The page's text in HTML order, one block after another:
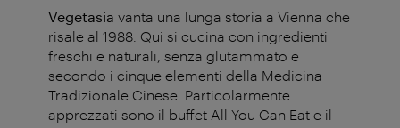
Vegetasia vanta una lunga storia a Vienna che
risale al 1988. Qui si cucina con ingredienti
freschi e naturali, senza glutammato e
secondo i cinque elementi della Medicina
Tradizionale Cinese. Particolarmente
apprezzati sono il buffet All You Can Eat e il